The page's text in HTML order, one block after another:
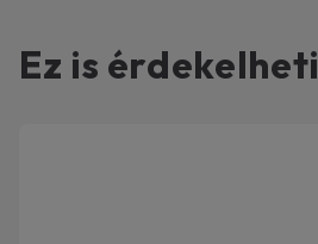
Ez is érdekelheti